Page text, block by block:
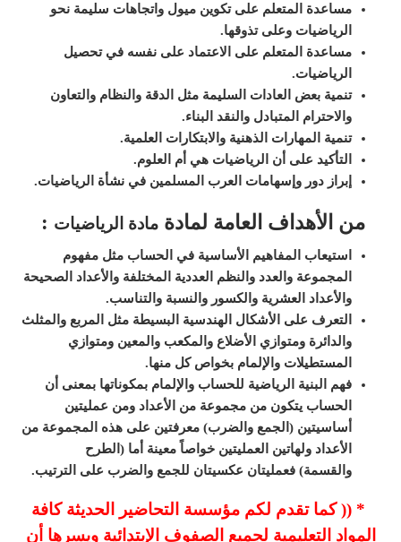
مساعدة المتعلم على تكوين ميول واتجاهات سليمة نحو
الرياضيات وعلى تذوقها.
مساعدة المتعلم على الاعتماد على نفسه في تحصيل
الرياضيات.
تنمية بعض العادات السليمة مثل الدقة والنظام والتعاون
والاحترام المتبادل والنقد البناء.
تنمية المهارات الذهنية والابتكارات العلمية.
التأكيد على أن الرياضيات هي أم العلوم.
إبراز دور وإسهامات العرب المسلمين في نشأة الرياضيات.
من الأهداف العامة لمادة مادة الرياضيات :
استيعاب المفاهيم الأساسية في الحساب مثل مفهوم
المجموعة والعدد والنظم العددية المختلفة والأعداد الصحيحة
والأعداد العشرية والكسور والنسبة والتناسب.
التعرف على الأشكال الهندسية البسيطة مثل المربع والمثلث
والدائرة ومتوازي الأضلاع والمكعب والمعين ومتوازي
المستطيلات والإلمام بخواص كل منها.
فهم البنية الرياضية للحساب والإلمام بمكوناتها بمعنى أن
الحساب يتكون من مجموعة من الأعداد ومن عمليتين
أساسيتين (الجمع والضرب) معرفتين على هذه المجموعة من
الأعداد ولهاتين العمليتين خواصاً معينة أما (الطرح
والقسمة) فعمليتان عكسيتان للجمع والضرب على الترتيب.
* (( كما تقدم لكم مؤسسة التحاضير الحديثة كافة
المواد التعليمية لجميع الصفوف الإبتدائية ويسرها أن